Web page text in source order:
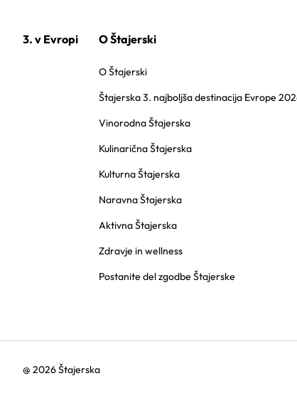
3. v Evropi O Štajerski
O Štajerski
Štajerska 3. najboljša destinacija Evrope
Vinorodna Štajerska
Kulinarična Štajerska
Kulturna Štajerska
Naravna Štajerska
Aktivna Štajerska
Zdravje in wellness
Postanite del zgodbe Štajerske
@ 2026 Štajerska